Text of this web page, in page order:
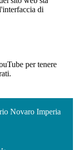
di
per tenere
Novaro Imperia